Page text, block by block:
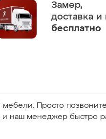
Замер,
доставка
бесплатно
мебели. Просто
и наш менеджер быстро